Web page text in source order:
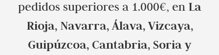
pedidos superiores a 1.000€, en La
Rioja, Navarra, Álava, Vizcaya,
Guipúzcoa, Cantabria, Soria y